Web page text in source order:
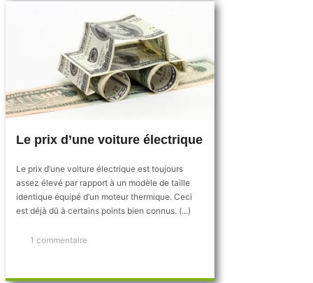
Le prix d’une voiture électrique
Le prix d’une voiture électrique est toujours
assez élevé par rapport à un modèle de taille
identique équipé d’un moteur thermique. Ceci
est déjà dû à certains points bien connus. (...)
1 commentaire